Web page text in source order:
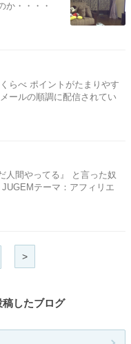
か・・・・
らべ ポイントがたまりやす
ールの順調に配信されてい
人間やってる』 と言った奴
テーマ：アフィリエ
>
したブログ